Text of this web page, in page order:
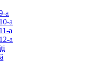
a
a
a
a